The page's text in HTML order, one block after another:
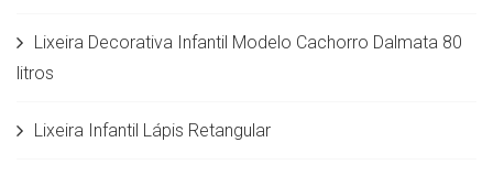
Lixeira Decorativa Infantil Modelo Cachorro Dalmata 80
litros
Lixeira Infantil Lápis Retangular